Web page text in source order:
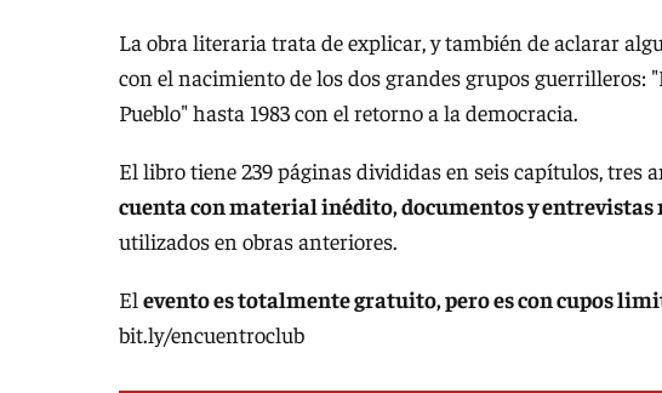
La obra literaria trata de explicar, y también de aclarar
con el nacimiento de los dos grandes grupos guerrilleros:
Pueblo" hasta 1983 con el retorno a la democracia.
El libro tiene 239 páginas divididas en seis capítulos, tres
cuenta con material inédito, documentos y entrevistas
utilizados en obras anteriores.
El evento es totalmente gratuito, pero es con cupos
bit.ly/encuentroclub